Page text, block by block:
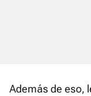
Además de eso,